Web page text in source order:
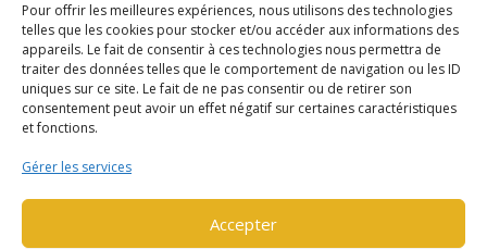
Pour offrir les meilleures expériences, nous utilisons des technologies
telles que les cookies pour stocker et/ou accéder aux informations des
appareils. Le fait de consentir à ces technologies nous permettra de
traiter des données telles que le comportement de navigation ou les ID
uniques sur ce site. Le fait de ne pas consentir ou de retirer son
consentement peut avoir un effet négatif sur certaines caractéristiques
et fonctions.
Gérer les services
Accepter
YALE MS14XIL (2510)